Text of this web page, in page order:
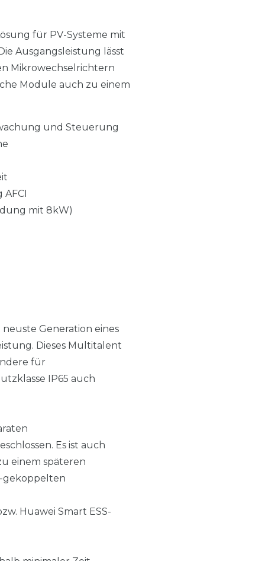
für PV-Systeme mit
Ausgangsleistung lässt
Mikrowechselrichtern
Module auch zu einem
und Steuerung
mit 8kW)
Generation eines
Dieses Multitalent
für
IP65 auch
Es ist auch
einem späteren
gekoppelten
Huawei Smart ESS-